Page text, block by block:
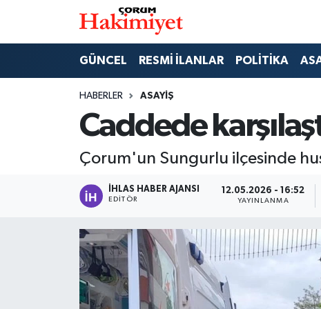
GÜNCEL RESMİ İLANLAR POLİTİKA
HABERLER ASAYİŞ
Caddede
Çorum'un Sungurlu ilçesinde
İHLAS HABER AJANSI
EDITÖR
12.05.2026 - 16:52
YAYINLANMA
SAĞLIK
EKONOMİ
GÜNCEL
AKTÜEL
EĞİTİM
Nöbetçi Eczaneler
Çorum Namaz Vakitleri
Trafik Durumu
Süper Lig Puan Durumu ve Fikstür
Tüm Manşetler
Son Dakika Haberleri
Haber Arşivi